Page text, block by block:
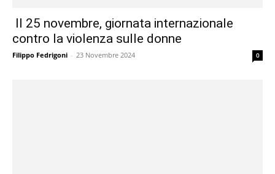
Il 25 novembre, giornata internazionale
contro la violenza sulle donne
Filippo Fedrigoni - 23 Novembre 2024 0